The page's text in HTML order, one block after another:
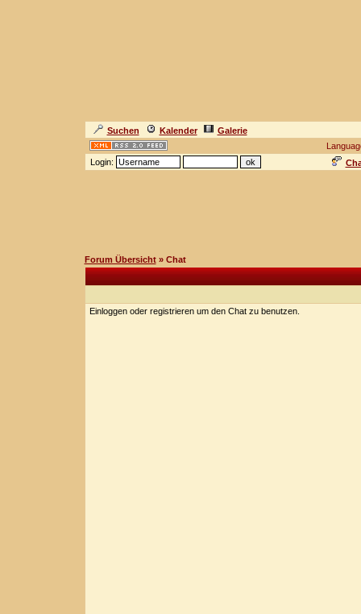
Suchen Kalender
Galerie
Login:
Forum Übersicht» Chat
Einloggen oder registrieren um den Chat zu benutzen.